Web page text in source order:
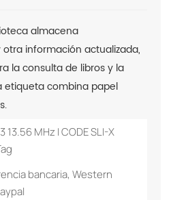
almacena
información actualizada,
la consulta de libros y la
etiqueta combina papel
13.56 MHz I CODE SLI-X
bancaria, Western